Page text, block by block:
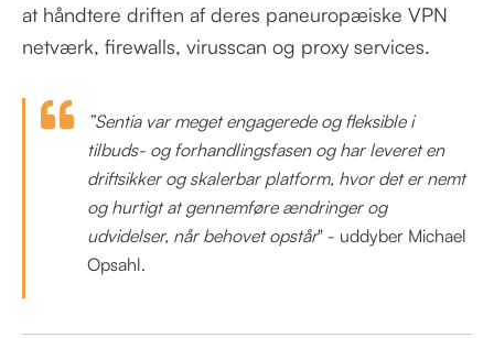
at håndtere driften af deres paneuropæiske VPN
netværk, firewalls, virusscan og proxy services.
”Sentia var meget engagerede og fleksible i
tilbuds- og forhandlingsfasen og har leveret en
driftsikker og skalerbar platform, hvor det er nemt
og hurtigt at gennemføre ændringer og
udvidelser, når behovet opstår" - uddyber Michael
Opsahl.